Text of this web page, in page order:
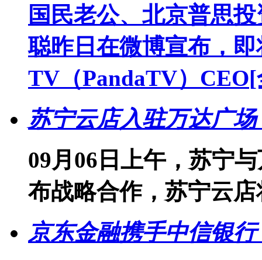
国民老公、北京普思
聪昨日在微博宣布，
TV（PandaTV）CEO[
苏宁云店入驻万达广
09月06日上午，苏宁
布战略合作，苏宁云
京东金融携手中信银